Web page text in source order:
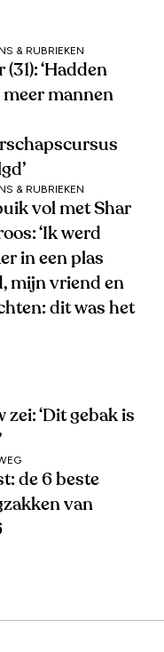
& RUBRIEKEN
(31): ‘Hadden
meer mannen
& RUBRIEKEN
vol met Shar
‘Ik werd
in een plas
mijn vriend en
dit was het
‘Dit gebak is
de 6 beste
van